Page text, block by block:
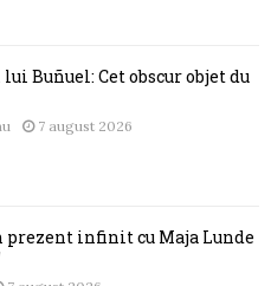
Buñuel: Cet obscur objet du
7 august 2026
infinit cu Maja Lunde